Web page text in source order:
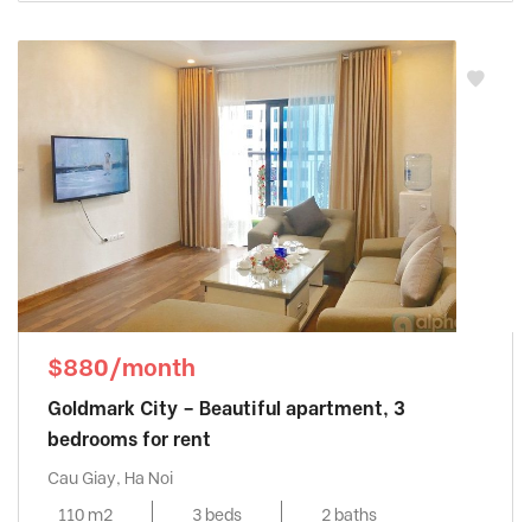
$880/month
Goldmark City – Beautiful apartment, 3
bedrooms for rent
Cau Giay, Ha Noi
110 m2
3 beds 2 baths